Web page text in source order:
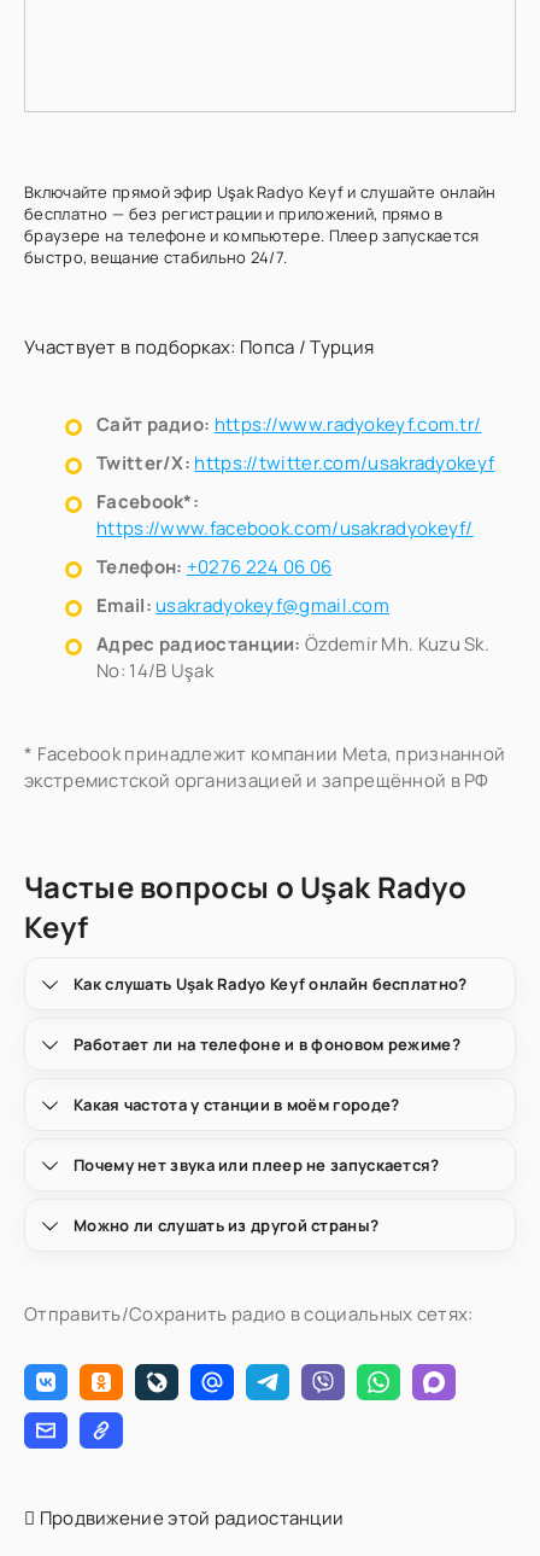
Включайте прямой эфир Uşak Radyo Keyf и слушайте онлайн
бесплатно — без регистрации и приложений, прямо в
браузере на телефоне и компьютере. Плеер запускается
быстро, вещание стабильно 24/7.
Участвует в подборках: Попса /Турция
Сайт радио: https://www.radyokeyf.com.tr/
Twitter/X: https://twitter.com/usakradyokeyf
Facebook*:
https://www.facebook.com/usakradyokeyf/
Телефон: +0276 224 06 06
Email:usakradyokeyf@gmail.com
Адрес радиостанции: Özdemir Mh. Kuzu Sk.
No: 14/B Uşak
* Facebook принадлежит компании Meta, признанной
экстремистской организацией и запрещённой в РФ
Частые вопросы о Uşak Radyo
Keyf
Как слушать Uşak Radyo Keyf онлайн бесплатно?
Работает ли на телефоне и в фоновом режиме?
Какая частота у станции в моём городе?
Почему нет звука или плеер не запускается?
Можно ли слушать из другой страны?
Отправить/Сохранить радио в социальных сетях:
Продвижение этой радиостанции